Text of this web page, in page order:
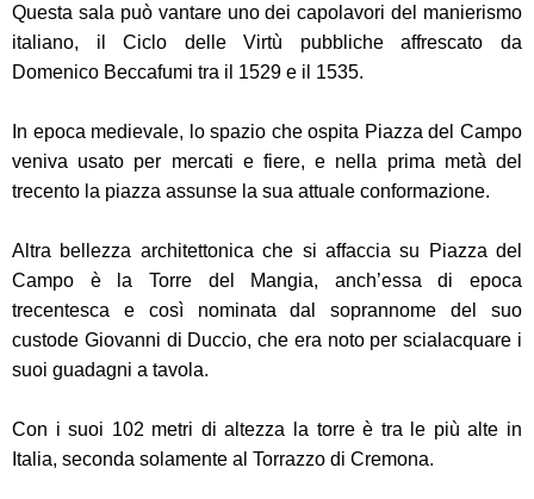
Questa sala può vantare uno dei capolavori del manierismo
italiano, il Ciclo delle Virtù pubbliche affrescato da
Domenico Beccafumi tra il 1529 e il 1535.
In epoca medievale, lo spazio che ospita Piazza del Campo
veniva usato per mercati e fiere, e nella prima metà del
trecento la piazza assunse la sua attuale conformazione.
Altra bellezza architettonica che si affaccia su Piazza del
Campo è la Torre del Mangia, anch’essa di epoca
trecentesca e così nominata dal soprannome del suo
custode Giovanni di Duccio, che era noto per scialacquare i
suoi guadagni a tavola.
Con i suoi 102 metri di altezza la torre è tra le più alte in
Italia, seconda solamente al Torrazzo di Cremona.